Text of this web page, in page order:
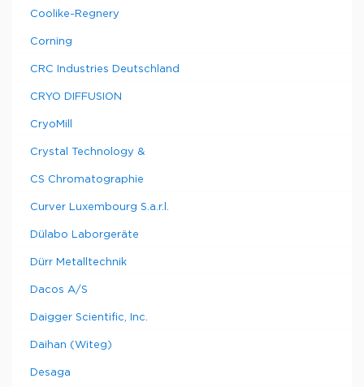
Coolike-Regnery
Corning
CRC Industries Deutschland
CRYO DIFFUSION
CryoMill
Crystal Technology &
CS Chromatographie
Curver Luxembourg S.a.r.l.
Dülabo Laborgeräte
Dürr Metalltechnik
Dacos A/S
Daigger Scientific, Inc.
Daihan (Witeg)
Desaga